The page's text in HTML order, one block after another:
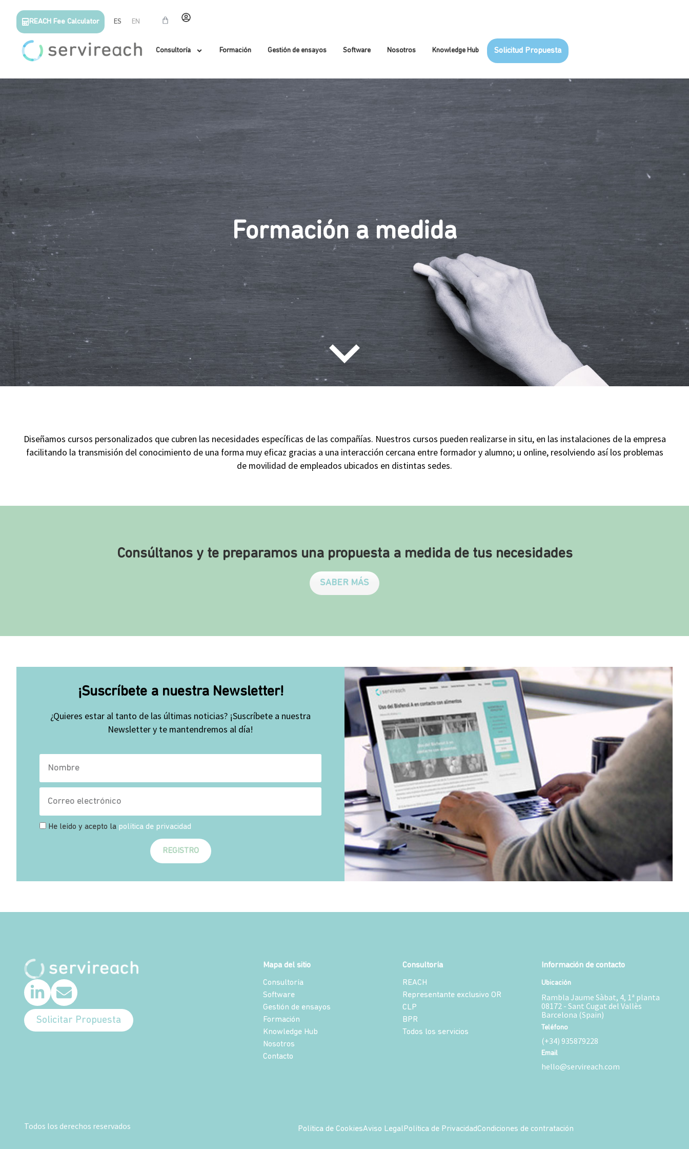
REACH Fee Calculator ES EN
Consultoría Formación Gestión de ensayos Software Nosotros Knowledge Hub Solicitud Propuesta
Formación a medida
Diseñamos cursos personalizados que cubren las necesidades específicas de las compañías. Nuestros cursos pueden realizarse in situ, en las instalaciones de la empresa
facilitando la transmisión del conocimiento de una forma muy eficaz gracias a una interacción cercana entre formador y alumno; u online, resolviendo así los problemas
de movilidad de empleados ubicados en distintas sedes.
Consúltanos y te preparamos una propuesta a medida de tus necesidades
SABER MÁS
¡Suscríbete a nuestra Newsletter!
¿Quieres estar al tanto de las últimas noticias? ¡Suscríbete a nuestra
Newsletter y te mantendremos al día!
He leído y acepto la política de privacidad
REGISTRO
Solicitar Propuesta
Mapa del sitio
Consultoría
Software
Gestión de ensayos
Formación
Knowledge Hub
Nosotros
Contacto
Consultoría
REACH
Representante exclusivo OR
CLP
BPR
Todos los servicios
Información de contacto
Ubicación
Rambla Jaume Sàbat, 4, 1ª planta
08172 - Sant Cugat del Vallès
Barcelona (Spain)
Teléfono
(+34) 935879228
Email
hello@servireach.com
Todos los derechos reservados Política de CookiesAviso LegalPolítica de PrivacidadCondiciones de contratación